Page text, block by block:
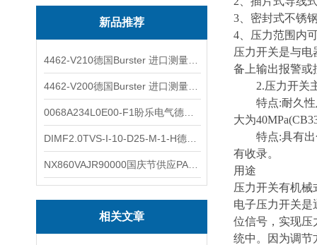
新品推荐
相关文章
3、密封式不锈
4、压力范围内
压力开关是与
备上输出报警或
2.压力开关主
特点:耐久性及
大为
特点:具有出色
有收录。
用途
压力开关有机械
电子压力开关
位信号，实现压
统中。因为调节